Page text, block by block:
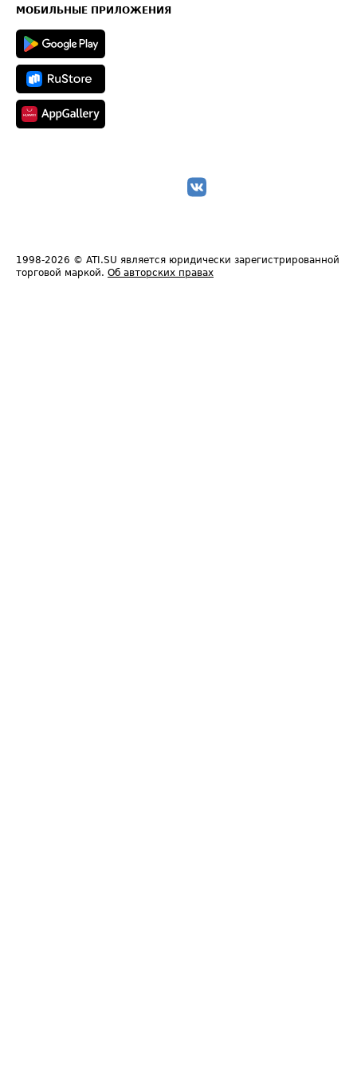
Техническая информация
МОБИЛЬНЫЕ ПРИЛОЖЕНИЯ
1998-2026 © ATI.SU является юридически зарегистрированной
торговой маркой. Об авторских правах